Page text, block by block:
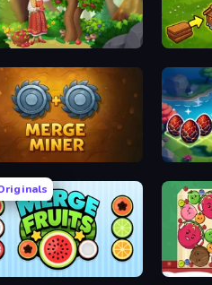
Merge Merge
Merge
Fruit